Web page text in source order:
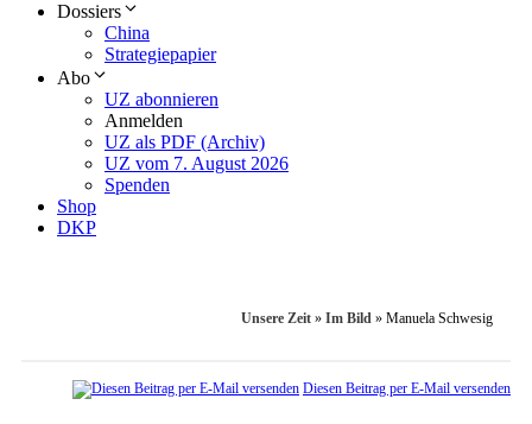
Dossiers
China
Strategiepapier
Abo
UZ abonnieren
Anmelden
UZ als PDF (Archiv)
UZ vom 7. August 2026
Spenden
Shop
DKP
Unsere Zeit » Im Bild » Manuela Schwesig
Diesen Beitrag per E-Mail versenden